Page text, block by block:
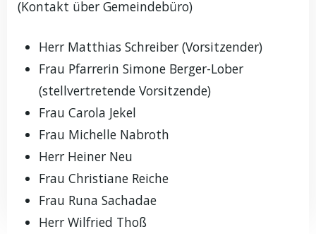
(Kontakt über Gemeindebüro)
Herr Matthias Schreiber (Vorsitzender)
Frau Pfarrerin Simone Berger-Lober
(stellvertretende Vorsitzende)
Frau Carola Jekel
Frau Michelle Nabroth
Herr Heiner Neu
Frau Christiane Reiche
Frau Runa Sachadae
Herr Wilfried Thoß